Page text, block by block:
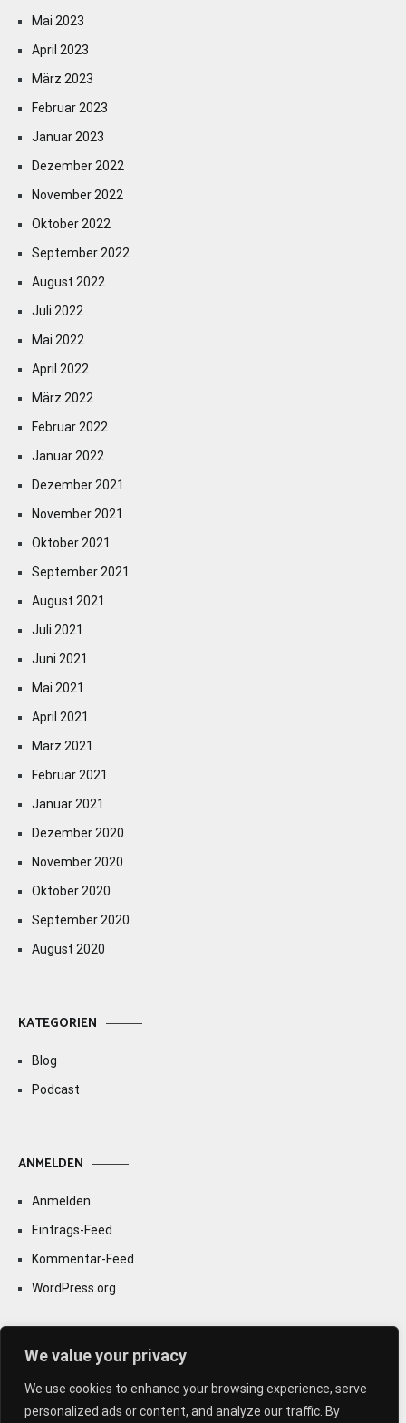
We value your privacy
We use cookies to enhance your browsing experience, serve
personalized ads or content, and analyze our traffic. By
Mai 2023
April 2023
März 2023
Februar 2023
Januar 2023
Dezember 2022
November 2022
Oktober 2022
September 2022
August 2022
Juli 2022
Mai 2022
April 2022
März 2022
Februar 2022
Januar 2022
Dezember 2021
November 2021
Oktober 2021
September 2021
August 2021
Juli 2021
Juni 2021
Mai 2021
April 2021
März 2021
Februar 2021
Januar 2021
Dezember 2020
November 2020
Oktober 2020
September 2020
August 2020
KATEGORIEN
Blog
Podcast
ANMELDEN
Anmelden
Eintrags-Feed
Kommentar-Feed
WordPress.org